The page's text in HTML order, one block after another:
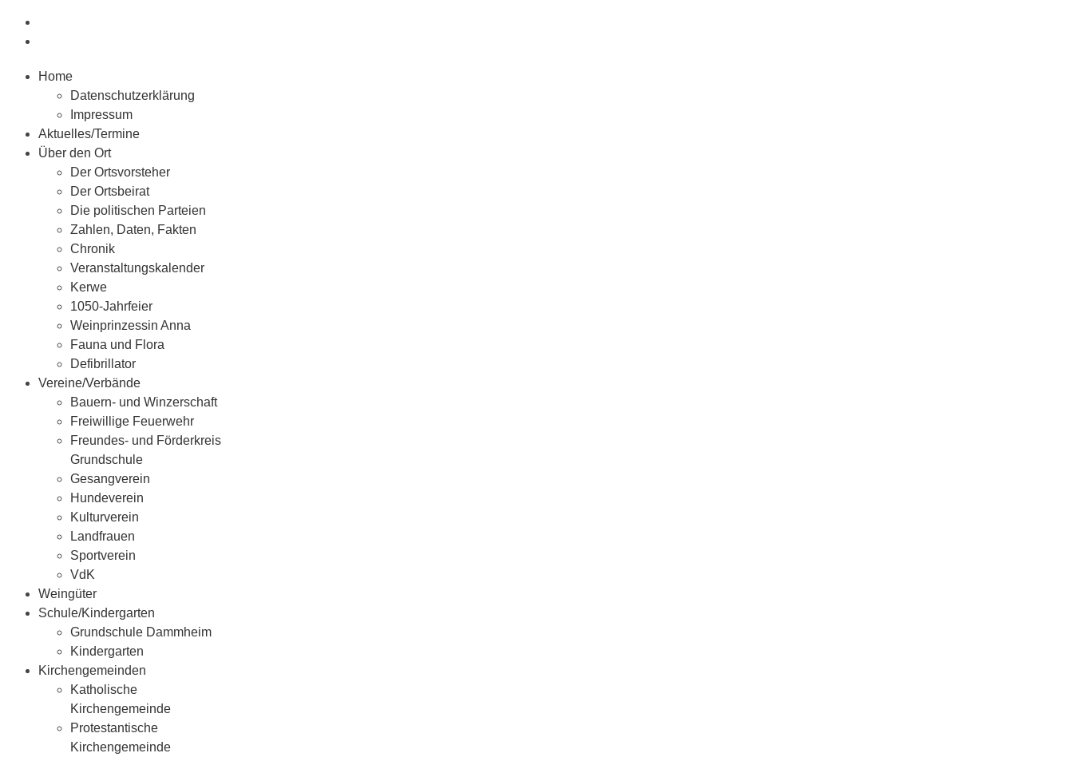
Home
Datenschutzerklärung
Impressum
Aktuelles/Termine
Über den Ort
Der Ortsvorsteher
Der Ortsbeirat
Die politischen Parteien
Zahlen, Daten, Fakten
Chronik
Veranstaltungskalender
Kerwe
1050-Jahrfeier
Weinprinzessin Anna
Fauna und Flora
Defibrillator
Vereine/Verbände
Bauern- und Winzerschaft
Freiwillige Feuerwehr
Freundes- und Förderkreis
Grundschule
Gesangverein
Hundeverein
Kulturverein
Landfrauen
Sportverein
VdK
Weingüter
Schule/Kindergarten
Grundschule Dammheim
Kindergarten
Kirchengemeinden
Katholische
Kirchengemeinde
Protestantische
Kirchengemeinde